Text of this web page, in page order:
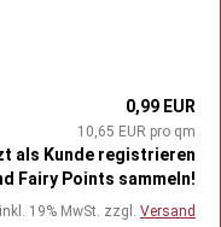
0,99 EUR
10,65 EUR pro qm
als Kunde registrieren
Fairy Points sammeln!
inkl. 19% MwSt. zzgl. Versand